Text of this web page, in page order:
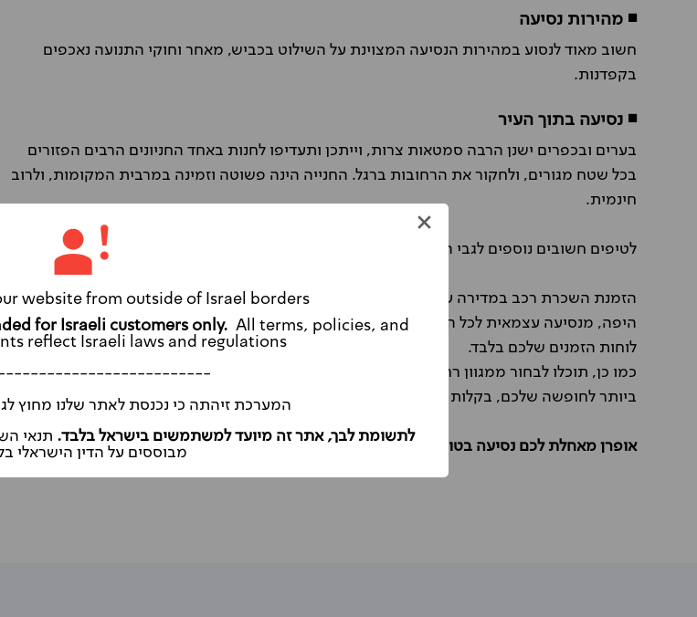
◾ מהירות נסיעה
חשוב מאוד לנסוע במהירות הנסיעה המצוינת על השילוט בכביש, מאחר וחוקי התנועה נאכפים
בקפדנות.
◾ נסיעה בתוך העיר
בערים ובכפרים ישנן הרבה סמטאות צרות, וייתכן ותעדיפו לחנות באחד החניונים הרבים הפזורים
בכל שטח מגורים, ולחקור את הרחובות ברגל. החנייה הינה פשוטה וזמינה במרבית המקומות, ולרוב
חינמית.
לטיפים חשובים נוספים לגבי השכרת הרכב שלכם בחו"ל
הזמנת השכרת רכב במדירה עם אופרן תאפשר לכם ליהנות מהיתרונות שיש לטיול עם רכב שכור באי
היפה, מנסיעה עצמאית לכל האתרים והאטרקציות שמעניינים אתכם אישית והחופש לעשות זאת לפי
לוחות הזמנים שלכם בלבד.
כמו כן, תוכלו לבחור ממגוון רחב של קבוצות רכב במחירים משתלמים את הרכב השכור המתאים
ביותר לחופשה שלכם, בקלות ובנוחות.
אופרן מאחלת לכם נסיעה בטוחה ומהנה עם הרכב השכור במדירה.
All terms, policies, and
reflect Israeli laws and regulations
המערכת זיהתה כי נכנסת לאתר שלנו מחוץ
website from outside of Israel borders
לתשומת לבך, אתר זה מיועד למשתמשים בישראל בלבד. תנאי
מבוססים על הדין הישראלי